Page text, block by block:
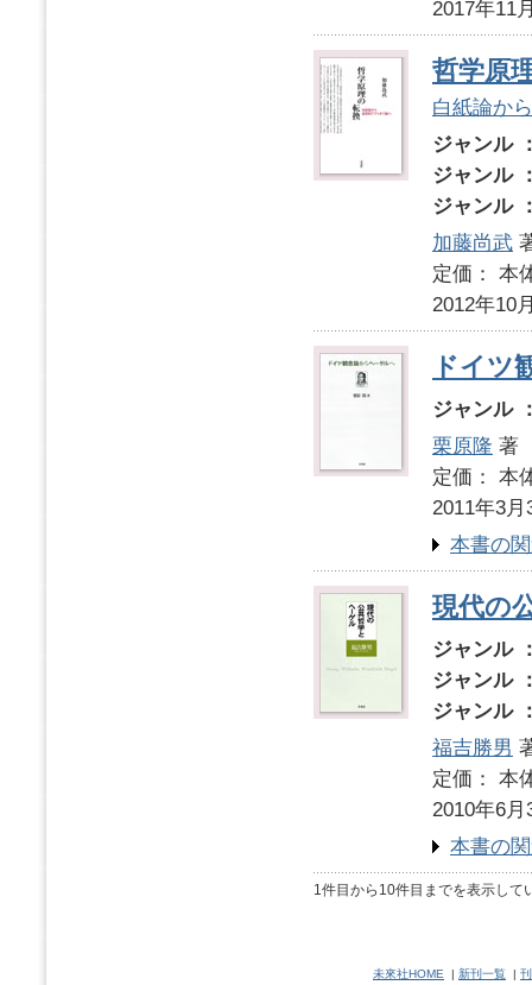
2017年11
哲学原
白紙論か
ジャンル
ジャンル
ジャンル
加藤尚武
定価：
2012年10
ドイツ
ジャンル
栗原隆 著
定価：
2011年3月
本書の
現代の
ジャンル
ジャンル
ジャンル
福吉勝男
定価：
2010年6月
本書の
1件目から10件目までを表示して
未來社HOME | 新刊一覧 |